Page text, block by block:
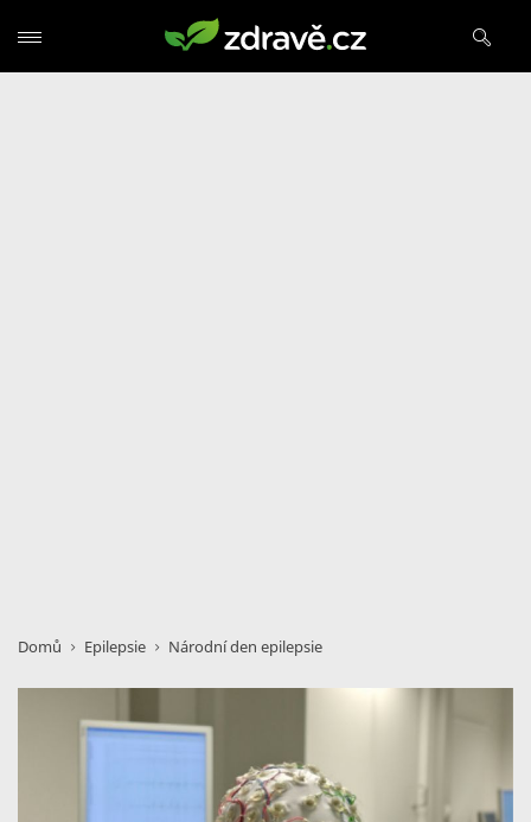
Domů Epilepsie Národní den epilepsie